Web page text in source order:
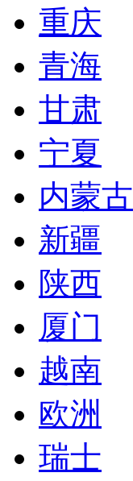
重庆
青海
甘肃
宁夏
内蒙古
新疆
陕西
厦门
越南
欧洲
瑞士